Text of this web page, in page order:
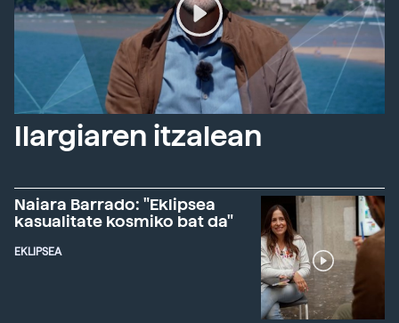
Ilargiaren itzalean
Naiara Barrado: "Eklipsea
kasualitate kosmiko bat da"
EKLIPSEA